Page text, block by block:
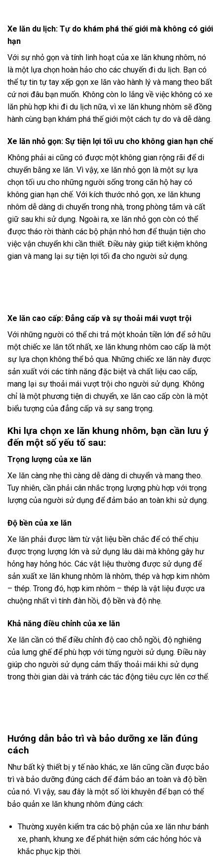
Xe lăn du lịch: Tự do khám phá thế giới mà không có giới
hạn
Với sự nhỏ gọn và tính linh hoạt của xe lăn khung nhôm, nó
là một lựa chọn hoàn hảo cho các chuyến đi du lịch. Bạn có
thể tự tin tự tay xếp gọn xe lăn vào hành lý và mang theo bất
cứ nơi đâu bạn muốn. Không còn lo lắng về việc không có xe
lăn phù hợp khi đi du lịch nữa, vì xe lăn khung nhôm sẽ đồng
hành cùng bạn khám phá thế giới một cách tự do và dễ dàng.
Xe lăn nhỏ gọn: Sự tiện lợi tối ưu cho không gian hạn chế
Không phải ai cũng có được một không gian rộng rãi để di
chuyển bằng xe lăn. Vì vậy, xe lăn nhỏ gọn là một sự lựa
chọn tối ưu cho những người sống trong căn hộ hay có
không gian hạn chế. Với kích thước nhỏ gọn, xe lăn khung
nhôm dễ dàng di chuyển trong nhà, trong phòng tắm và cất
giữ sau khi sử dụng. Ngoài ra, xe lăn nhỏ gọn còn có thể
được tháo rời thành các bộ phận nhỏ hơn để thuận tiện cho
việc vận chuyển khi cần thiết. Điều này giúp tiết kiệm không
gian và mang lại sự tiện lợi tối đa cho người sử dụng.
Xe lăn cao cấp: Đẳng cấp và sự thoải mái vượt trội
Với những người có thể chi trả một khoản tiền lớn để sở hữu
một chiếc xe lăn tốt nhất, xe lăn khung nhôm cao cấp là một
sự lựa chọn không thể bỏ qua. Những chiếc xe lăn này được
sản xuất với các tính năng đặc biệt và chất liệu cao cấp,
mang lại sự thoải mái vượt trội cho người sử dụng. Không
chỉ là một phương tiện di chuyển, xe lăn cao cấp còn là một
biểu tượng của đẳng cấp và sự sang trọng.
Khi lựa chọn xe lăn khung nhôm, bạn cần lưu ý
đến một số yếu tố sau:
Trọng lượng của xe lăn
Xe lăn càng nhẹ thì càng dễ dàng di chuyển và mang theo.
Tuy nhiên, cần phải cân nhắc trọng lượng phù hợp với trọng
lượng của người sử dụng để đảm bảo an toàn khi sử dụng.
Độ bền của xe lăn
Xe lăn phải được làm từ vật liệu bền chắc để có thể chịu
được trọng lượng lớn và sử dụng lâu dài mà không gây hư
hỏng hay hỏng hóc. Các vật liệu thường được sử dụng để
sản xuất xe lăn khung nhôm là nhôm, thép và hợp kim nhôm
– thép. Trong đó, hợp kim nhôm – thép là vật liệu được ưa
chuộng nhất vì tính đàn hồi, độ bền và độ nhẹ.
Khả năng điều chỉnh của xe lăn
Xe lăn cần có thể điều chỉnh độ cao chỗ ngồi, độ nghiêng
của lưng ghế để phù hợp với từng người sử dụng. Điều này
giúp cho người sử dụng cảm thấy thoải mái khi sử dụng
trong thời gian dài và tránh các tác động tiêu cực lên cơ thể.
Hướng dẫn bảo trì và bảo dưỡng xe lăn đúng
cách
Như bất kỳ thiết bị y tế nào khác, xe lăn cũng cần được bảo
trì và bảo dưỡng đúng cách để đảm bảo an toàn và độ bền
của nó. Vì vậy, sau đây là một số lời khuyên để bạn có thể
bảo quản xe lăn khung nhôm đúng cách:
Thường xuyên kiểm tra các bộ phận của xe lăn như bánh
xe, phanh, khung xe để phát hiện sớm các hỏng hóc và
khắc phục kịp thời.